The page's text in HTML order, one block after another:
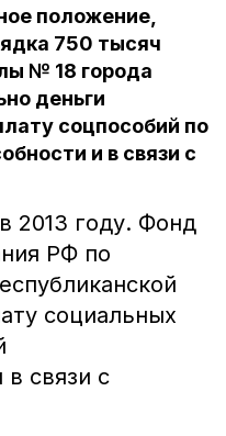
положение,
750 тысяч
№ 18 города
деньги
соцпособий по
и в связи с
2013 году. Фонд
РФ по
социальных
в связи с